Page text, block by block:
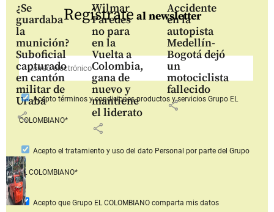
¿Se
guardaba
la
munición?
Suboficial
capturado
en cantón
militar de
Urabá
share
Wilmar
Paredes
no para
en la
Vuelta a
Colombia,
gana de
nuevo y
mantiene
el liderato
share
Accidente
en la
autopista
Medellín-
Bogotá dejó
un
motociclista
fallecido
share
Regístrate al newsletter
Aceptotérminos y condiciones productos y serviciosGrupo EL
COLOMBIANO*
Acepto el tratamiento y uso del dato Personal por parte del Grupo
EL COLOMBIANO*
Acepto que Grupo EL COLOMBIANOcomparta mis datos